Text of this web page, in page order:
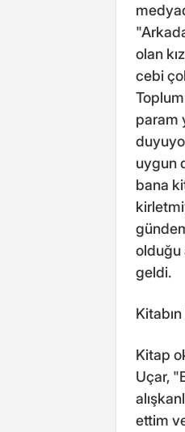
olan
cebi
param
uygun
bana
olduğu
geldi.
Kitap
Uçar,
ettim